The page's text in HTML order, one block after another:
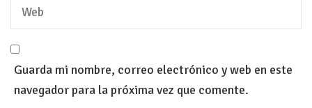
Guarda mi nombre, correo electrónico y web en este
navegador para la próxima vez que comente.